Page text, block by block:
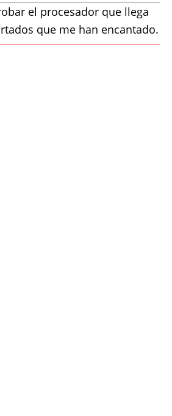
el procesador que llega
que me han encantado.